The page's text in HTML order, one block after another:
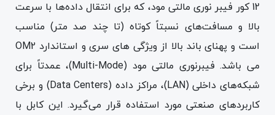
12 کور فیبر نوری مالتی مود، که برای انتقال داده‌ها با سرعت
بالا و مسافت‌های نسبتاً کوتاه (تا چند صد متر) مناسب
است و پهنای باند بالا از ویژگی های سری و استاندارد OM2
می باشد. فیبرنوری مالتی مود (Multi-Mode)، عمدتاً برای
شبکه‌های داخلی (LAN)، مراکز داده (Data Centers) و برخی
کاربردهای صنعتی مورد استفاده قرار می‌گیرد. این کابل با